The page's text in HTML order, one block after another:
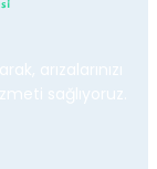
arızalarınızı
sağlıyoruz.